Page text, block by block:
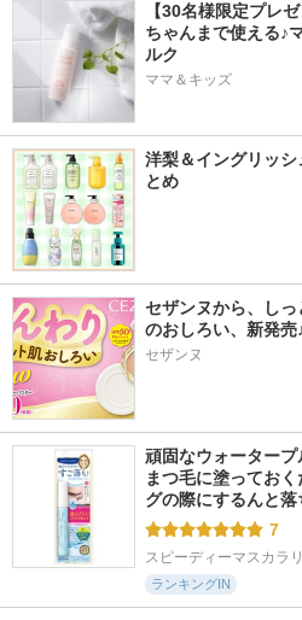
【30名様限定プレ
ちゃんまで使える♪
ルク
ママ＆キッズ
洋梨＆イングリッ
とめ
セザンヌから、し
のおしろい、新発売
セザンヌ
頑固なウォーター
まつ毛に塗ってお
グの際にするんと
7
スピーディーマスカラ
ランキングIN